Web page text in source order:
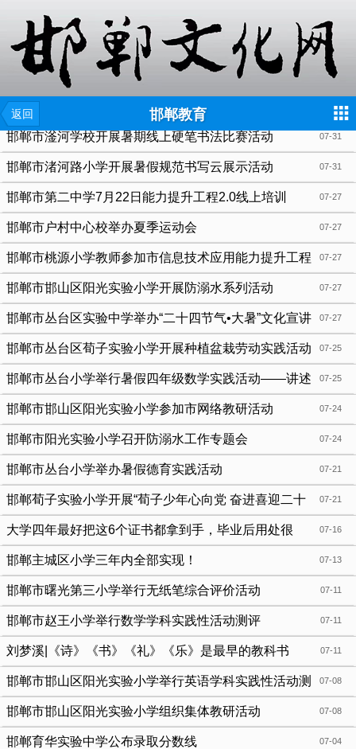
返回 邯郸教育
07-31
邯郸市滏河学校开展暑期线上硬笔书法比赛活动
07-31
邯郸市渚河路小学开展暑假规范书写云展示活动
07-27
邯郸市第二中学7月22日能力提升工程2.0线上培训
07-27
邯郸市户村中心校举办夏季运动会
07-27
邯郸市桃源小学教师参加市信息技术应用能力提升工程
2.0系列培训活动 07-27
邯郸市邯山区阳光实验小学开展防溺水系列活动
07-27
邯郸市丛台区实验中学举办“二十四节气•大暑”文化宣讲
07-25
邯郸市丛台区荀子实验小学开展种植盆栽劳动实践活动
07-25
邯郸市丛台小学举行暑假四年级数学实践活动——讲述
精彩故事 描绘数学魅力 07-24
邯郸市邯山区阳光实验小学参加市网络教研活动
07-24
邯郸市阳光实验小学召开防溺水工作专题会
07-21
邯郸市丛台小学举办暑假德育实践活动
07-21
邯郸荀子实验小学开展“荀子少年心向党 奋进喜迎二十
大”系列活动 07-16
大学四年最好把这6个证书都拿到手，毕业后用处很
大！ 07-13
邯郸主城区小学三年内全部实现！
07-11
邯郸市曙光第三小学举行无纸笔综合评价活动
07-11
邯郸市赵王小学举行数学学科实践性活动测评
07-11
刘梦溪|《诗》《书》《礼》《乐》是最早的教科书
07-08
邯郸市邯山区阳光实验小学举行英语学科实践性活动测
评 07-08
邯郸市邯山区阳光实验小学组织集体教研活动
07-04
邯郸育华实验中学公布录取分数线